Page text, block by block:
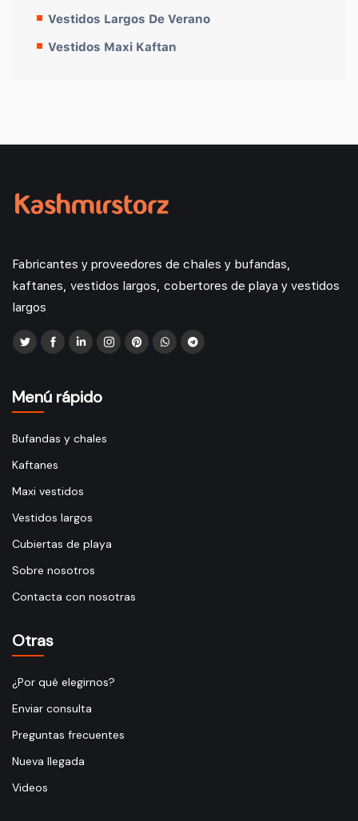
Vestidos Largos De Verano
Vestidos Maxi Kaftan
Fabricantes y proveedores de chales y bufandas,
kaftanes, vestidos largos, cobertores de playa y vestidos
largos
Menú rápido
Bufandas y chales
Kaftanes
Maxi vestidos
Vestidos largos
Cubiertas de playa
Sobre nosotros
Contacta con nosotras
Otras
¿Por qué elegirnos?
Enviar consulta
Preguntas frecuentes
Nueva llegada
Videos